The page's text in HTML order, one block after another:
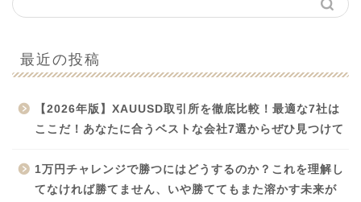
最近の投稿
【2026年版】XAUUSD取引所を徹底比較！最適な7社は
ここだ！あなたに合うベストな会社7選からぜひ見つけて
1万円チャレンジで勝つにはどうするのか？これを理解し
てなければ勝てません、いや勝ててもまた溶かす未来が